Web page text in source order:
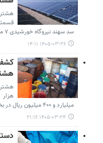
سد سهند نیروگاه خورشیدی ۷ مگاواتی در این شهرستان احداث می‌شود.
۱۴۰۵-۰۳-۲۶ ۱۴:۱۱
میلیارد و ۴۰۰ میلیون ریال در بخش نظرکهریزی این شهرستان خبر داد.
۱۴۰۵-۰۳-۲۴ ۲۱:۱۶